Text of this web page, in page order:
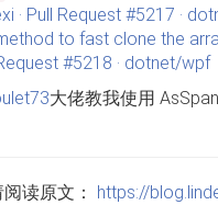
· Pull Request #5217 ·
to fast clone the
#5218 · dotnet/wpf
大佬教我使用
读原文：
https://